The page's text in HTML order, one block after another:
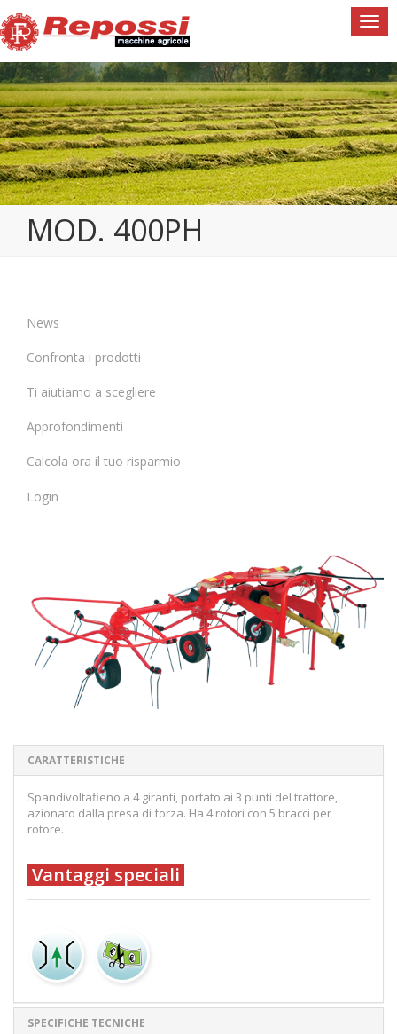
MOD. 400PH
News
Confronta i prodotti
Ti aiutiamo a scegliere
Approfondimenti
Calcola ora il tuo risparmio
Login
CARATTERISTICHE
Spandivoltafieno a 4 giranti, portato ai 3 punti del trattore,
azionato dalla presa di forza. Ha 4 rotori con 5 bracci per
rotore.
Vantaggi speciali
SPECIFICHE TECNICHE